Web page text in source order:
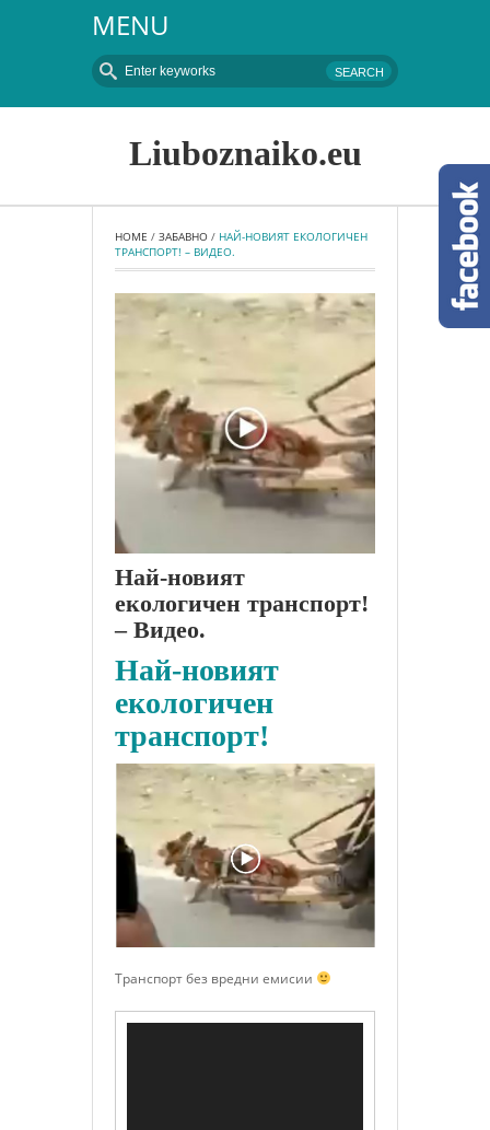
MENU
Liuboznaiko.eu
HOME / ЗАБАВНО / НАЙ-НОВИЯТ ЕКОЛОГИЧЕН
ТРАНСПОРТ! – ВИДЕО.
Най-новият
екологичен транспорт!
– Видео.
Най-новият
екологичен
транспорт!
Транспорт без вредни емисии